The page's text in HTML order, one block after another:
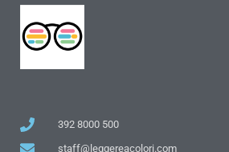
392 8000 500
staff@leggereacolori.com